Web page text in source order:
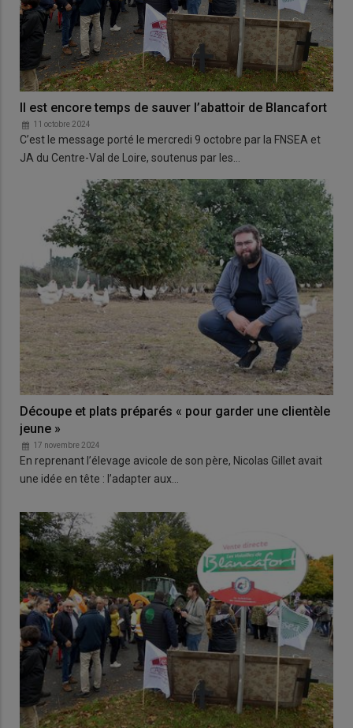
Il est encore temps de sauver l’abattoir de Blancafort
11 octobre 2024
C’est le message porté le mercredi 9 octobre par la FNSEA et
JA du Centre-Val de Loire, soutenus par les…
Découpe et plats préparés « pour garder une clientèle
jeune »
17 novembre 2024
En reprenant l’élevage avicole de son père, Nicolas Gillet avait
une idée en tête : l’adapter aux…